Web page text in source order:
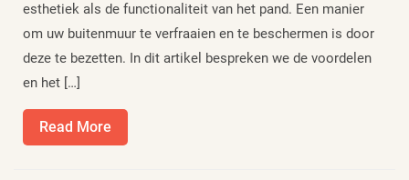
esthetiek als de functionaliteit van het pand. Een manier
om uw buitenmuur te verfraaien en te beschermen is door
deze te bezetten. In dit artikel bespreken we de voordelen
en het […]
Read More
More